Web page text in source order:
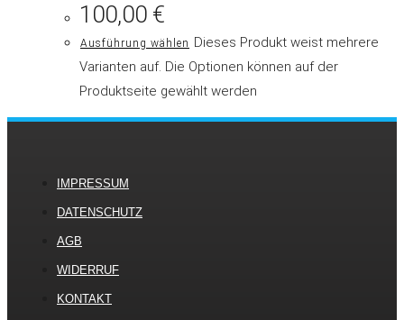
100,00 €
Ausführung wählen Dieses Produkt weist mehrere
Varianten auf. Die Optionen können auf der
Produktseite gewählt werden
IMPRESSUM
DATENSCHUTZ
AGB
WIDERRUF
KONTAKT